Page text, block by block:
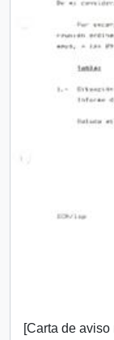
[Carta de